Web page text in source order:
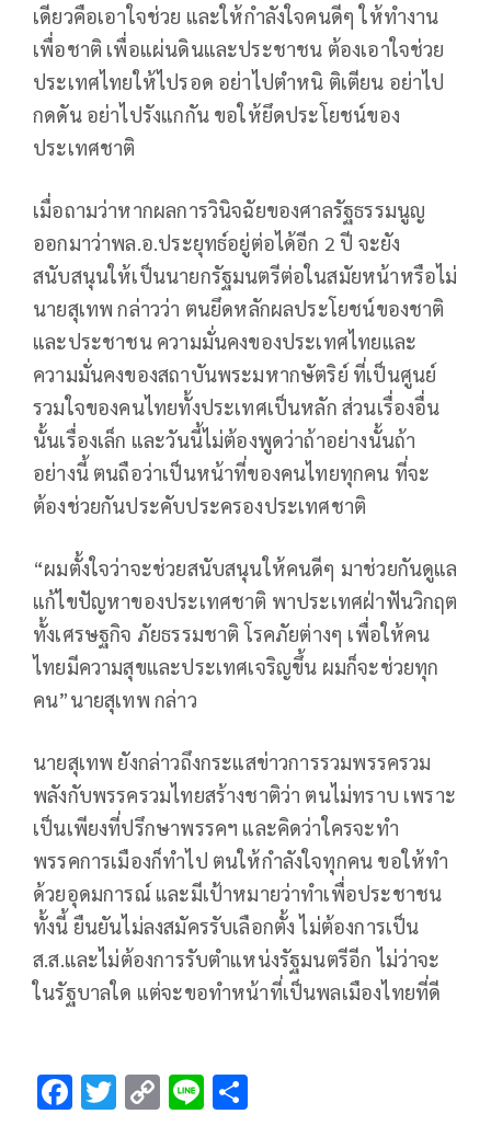
เดียวคือเอาใจช่วย และให้กำลังใจคนดีๆ ให้ทำงาน
เพื่อชาติ เพื่อแผ่นดินและประชาชน ต้องเอาใจช่วย
ประเทศไทยให้ไปรอด อย่าไปตำหนิ ติเตียน อย่าไป
กดดัน อย่าไปรังแกกัน ขอให้ยึดประโยชน์ของ
ประเทศชาติ
เมื่อถามว่าหากผลการวินิจฉัยของศาลรัฐธรรมนูญ
ออกมาว่าพล.อ.ประยุทธ์อยู่ต่อได้อีก 2 ปี จะยัง
สนับสนุนให้เป็นนายกรัฐมนตรีต่อในสมัยหน้าหรือไม่
นายสุเทพ กล่าวว่า ตนยึดหลักผลประโยชน์ของชาติ
และประชาชน ความมั่นคงของประเทศไทยและ
ความมั่นคงของสถาบันพระมหากษัตริย์ ที่เป็นศูนย์
รวมใจของคนไทยทั้งประเทศเป็นหลัก ส่วนเรื่องอื่น
นั้นเรื่องเล็ก และวันนี้ไม่ต้องพูดว่าถ้าอย่างนั้นถ้า
อย่างนี้ ตนถือว่าเป็นหน้าที่ของคนไทยทุกคน ที่จะ
ต้องช่วยกันประคับประครองประเทศชาติ
“ผมตั้งใจว่าจะช่วยสนับสนุนให้คนดีๆ มาช่วยกันดูแล
แก้ไขปัญหาของประเทศชาติ พาประเทศฝ่าฟันวิกฤต
ทั้งเศรษฐกิจ ภัยธรรมชาติ โรคภัยต่างๆ เพื่อให้คน
ไทยมีความสุขและประเทศเจริญขึ้น ผมก็จะช่วยทุก
คน”นายสุเทพ กล่าว
นายสุเทพ ยังกล่าวถึงกระแสข่าวการรวมพรรครวม
พลังกับพรรครวมไทยสร้างชาติว่า ตนไม่ทราบ เพราะ
เป็นเพียงที่ปรึกษาพรรคฯ และคิดว่าใครจะทำ
พรรคการเมืองก็ทำไป ตนให้กำลังใจทุกคน ขอให้ทำ
ด้วยอุดมการณ์ และมีเป้าหมายว่าทำเพื่อประชาชน
ทั้งนี้ ยืนยันไม่ลงสมัครรับเลือกตั้ง ไม่ต้องการเป็น
ส.ส.และไม่ต้องการรับตำแหน่งรัฐมนตรีอีก ไม่ว่าจะ
ในรัฐบาลใด แต่จะขอทำหน้าที่เป็นพลเมืองไทยที่ดี
F T C Li